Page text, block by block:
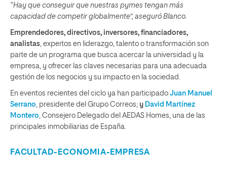
“Hay que conseguir que nuestras pymes tengan más
capacidad de competir globalmente”, aseguró Blanco.
Emprendedores, directivos, inversores, financiadores,
analistas, expertos en liderazgo, talento o transformación son
parte de un programa que busca acercar la universidad y la
empresa, y ofrecer las claves necesarias para una adecuada
gestión de los negocios y su impacto en la sociedad.
En eventos recientes del ciclo ya han participado Juan Manuel
Serrano, presidente del Grupo Correos; y David Martínez
Montero, Consejero Delegado del AEDAS Homes, una de las
principales inmobiliarias de España.
FACULTAD-ECONOMIA-EMPRESA